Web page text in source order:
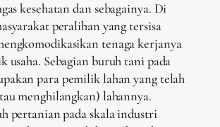
kesehatan dan sebagainya. Di
peralihan yang tersisa
tenaga kerjanya
usaha. Sebagian buruh tani pada
para pemilik lahan yang telah
menghilangkan) lahannya.
pertanian pada skala industri